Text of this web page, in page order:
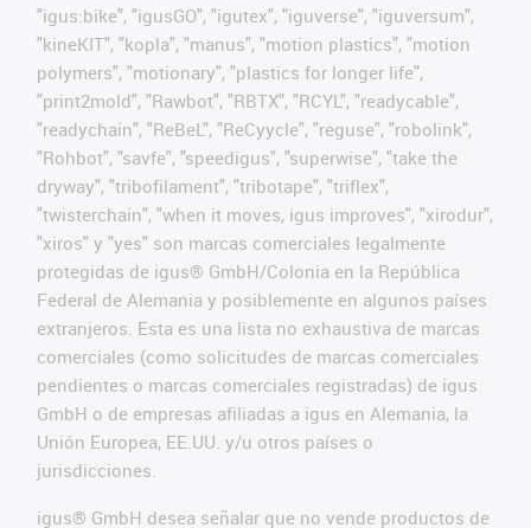
"igus:bike", "igusGO", "igutex", "iguverse", "iguversum",
"kineKIT", "kopla", "manus", "motion plastics", "motion
polymers", "motionary", "plastics for longer life",
"print2mold", "Rawbot", "RBTX", "RCYL", "readycable",
"readychain", "ReBeL", "ReCyycle", "reguse", "robolink",
"Rohbot", "savfe", "speedigus", "superwise", "take the
dryway", "tribofilament", "tribotape", "triflex",
"twisterchain", "when it moves, igus improves", "xirodur",
"xiros" y "yes" son marcas comerciales legalmente
protegidas de igus® GmbH/Colonia en la República
Federal de Alemania y posiblemente en algunos países
extranjeros. Esta es una lista no exhaustiva de marcas
comerciales (como solicitudes de marcas comerciales
pendientes o marcas comerciales registradas) de igus
GmbH o de empresas afiliadas a igus en Alemania, la
Unión Europea, EE.UU. y/u otros países o
jurisdicciones.
igus® GmbH desea señalar que no vende productos de